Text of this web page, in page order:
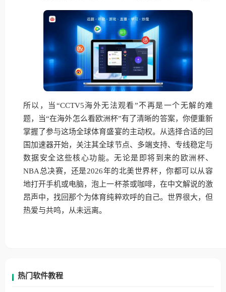
所以，当“CCTV5海外无法观看”不再是一个无解的难
题，当“在海外怎么看欧洲杯”有了清晰的答案，你便重新
掌握了参与这场全球体育盛宴的主动权。从选择合适的回
国加速器开始，关注其全球节点、多端支持、专线稳定与
数据安全这些核心功能。无论是即将到来的欧洲杯、
NBA总决赛，还是2026年的北美世界杯，你都可以从容
地打开手机或电脑，泡上一杯茶或咖啡，在中文解说的激
昂声中，找回那个为体育纯粹欢呼的自己。世界很大，但
热爱与共鸣，从未远离。
热门软件教程